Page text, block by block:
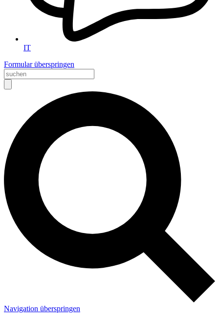
IT
Formular überspringen
Navigation überspringen